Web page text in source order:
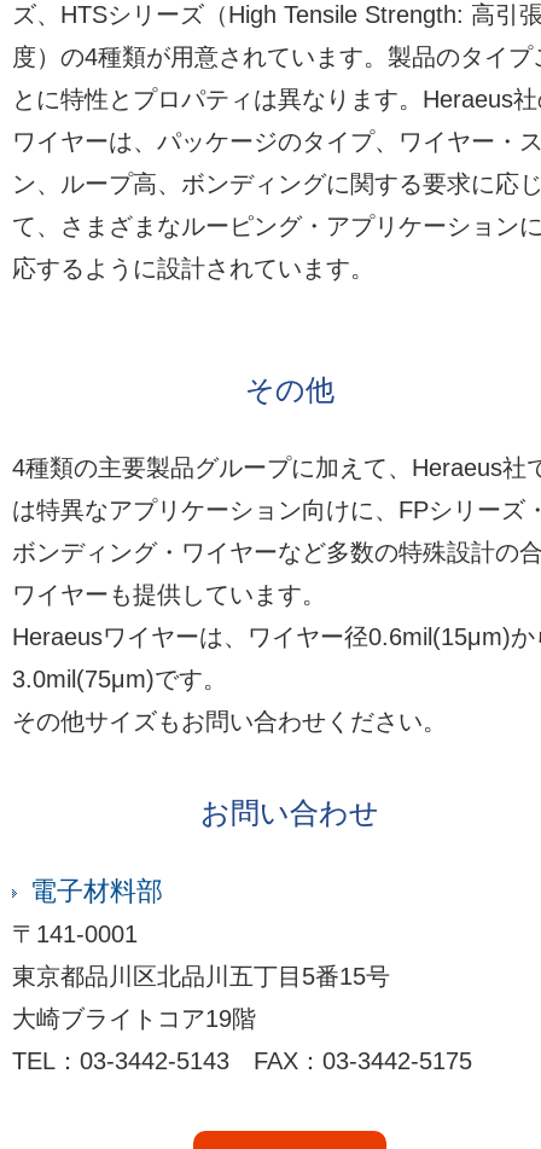
ズ、HTSシリーズ（High Tensile Strength: 高引
度）の4種類が用意されています。製品のタイプ
とに特性とプロパティは異なります。Heraeus
ワイヤーは、パッケージのタイプ、ワイヤー・
ン、ループ高、ボンディングに関する要求に応
て、さまざまなルーピング・アプリケーション
応するように設計されています。
その他
4種類の主要製品グループに加えて、Heraeus社
は特異なアプリケーション向けに、FPシリーズ
ボンディング・ワイヤーなど多数の特殊設計の
ワイヤーも提供しています。
Heraeusワイヤーは、ワイヤー径0.6mil(15μm)か
3.0mil(75μm)です。
その他サイズもお問い合わせください。
お問い合わせ
電子材料部
〒141-0001
東京都品川区北品川五丁目5番15号
大崎ブライトコア19階
TEL：03-3442-5143 FAX：03-3442-5175